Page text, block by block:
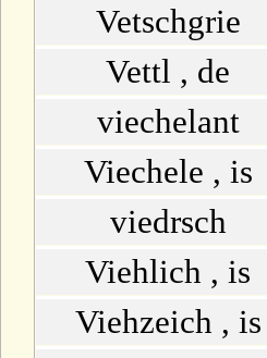
N
O
P
Q
Vetschgrie
Vettl , de
viechelant
Viechele , is
viedrsch
Viehlich , is
Viehzeich , is